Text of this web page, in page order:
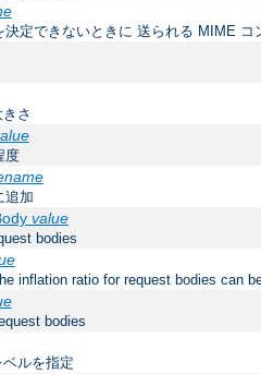
定できないときに 送られる MIME コ
さ
度
追加
value
bodies
inflation ratio for request bodies can
bodies
ルを指定